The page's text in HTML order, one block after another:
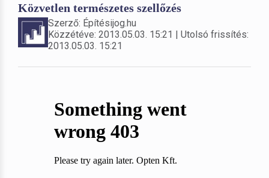
Közvetlen természetes szellőzés
Szerző: Építésijog.hu
Közzétéve: 2013.05.03. 15:21 | Utolsó frissítés:
2013.05.03. 15:21